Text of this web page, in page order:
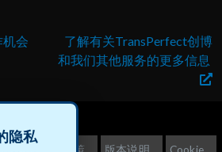
会
了解有关TransPerfect创博
和我们其他服务的更多信息
博
隐私